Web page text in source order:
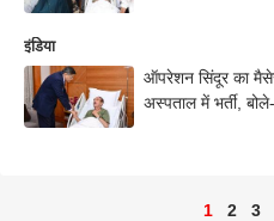
इंडिया
ऑपरेशन सिंदूर का
अस्पताल में भर्ती,
1 2 3